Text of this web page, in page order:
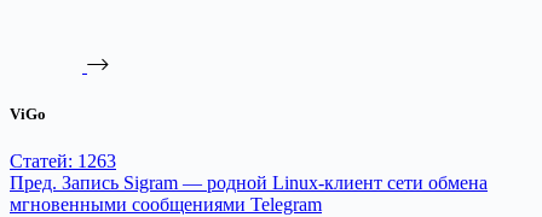
ViGo
Статей: 1263
Пред. Запись Sigram — родной Linux-клиент сети обмена
мгновенными сообщениями Telegram